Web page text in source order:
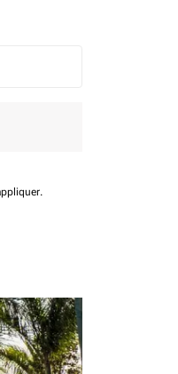
trip Selected